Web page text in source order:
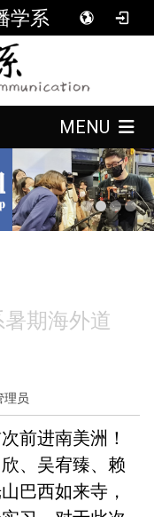
学系
MENU
期海外道
员
进南美洲！
、吴宥臻、赖
巴西如来寺，